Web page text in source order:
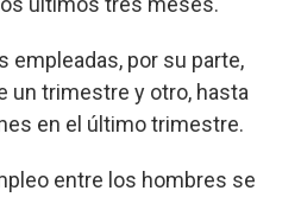
empleadas, por su parte,
un trimestre y otro, hasta
en el último trimestre.
entre los hombres se